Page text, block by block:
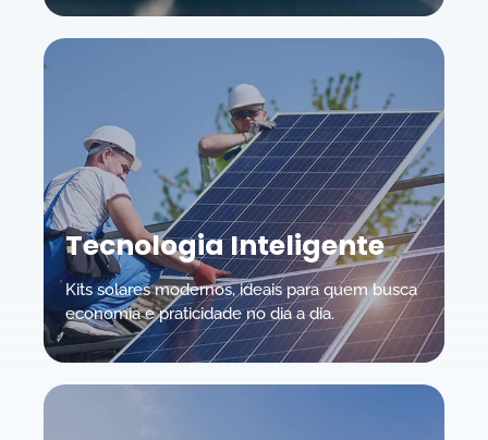
Tecnologia Inteligente
Kits solares modernos, ideais para quem busca
economia e praticidade no dia a dia.